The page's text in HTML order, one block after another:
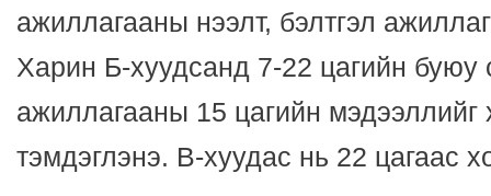
ажиллагааны нээлт, бэлтгэл
Харин Б-хуудсанд 7-22 цагийн буюу
ажиллагааны 15 цагийн мэдээллийг
тэмдэглэнэ. В-хуудас нь 22 цагаас